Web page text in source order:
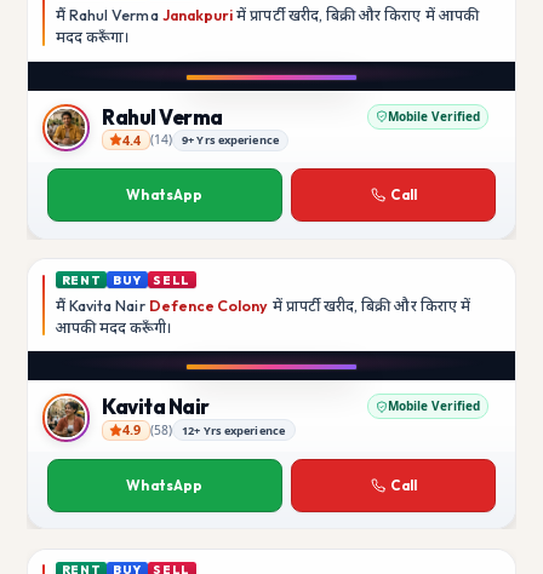
मैं Rahul Verma Janakpuri में प्रापर्टी खरीद, बिक्री और किराए में आपकी
मददकरूँगा।
Rahul Verma
Rahul Verma Mobile Verified
4.4 (14) 9+ Yrs experience
WhatsApp Call
RENT BUY SELL
मैं Kavita Nair Defence Colony में प्रापर्टी खरीद, बिक्री और किराए में
आपकी मददकरूँगी।
Kavita Nair
Kavita Nair Mobile Verified
4.9 (58) 12+ Yrs experience
WhatsApp Call
RENT BUY SELL